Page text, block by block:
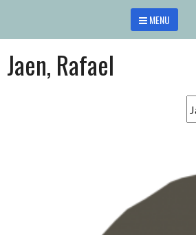
contenido
MENU
Jaen, Rafael